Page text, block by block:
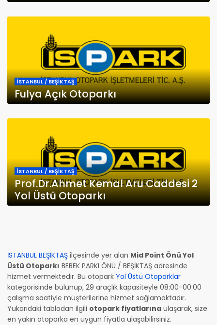
İSTANBUL / BEŞİKTAŞ
Fulya Açık Otoparkı
İSTANBUL / BEŞİKTAŞ
Prof.Dr.Ahmet Kemal Aru Caddesi 2
Yol Üstü Otoparkı
İSTANBUL BEŞİKTAŞ ilçesinde yer alan Mid Point Önü Yol
Üstü Otoparkı BEBEK PARKI ÖNÜ / BEŞİKTAŞ adresinde
hizmet vermektedir. Bu otopark Yol Üstü Otoparklar
kategorisinde bulunup, 29 araçlık kapasiteyle 08:00-00:00
çalışma saatiyle müşterilerine hizmet sağlamaktadır.
Yukarıdaki tablodan ilgili otopark fiyatlarına ulaşarak, size
en yakın otoparka en uygun fiyatla ulaşabilirsiniz.